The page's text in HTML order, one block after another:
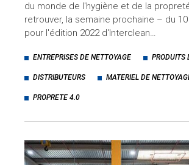
du monde de l'hygiène et de la
retrouver, la semaine prochaine – du 10
pour l'édition 2022 d'Interclean…
ENTREPRISES DE NETTOYAGE PRODUITS
DISTRIBUTEURS MATERIEL DE
PROPRETE 4.0